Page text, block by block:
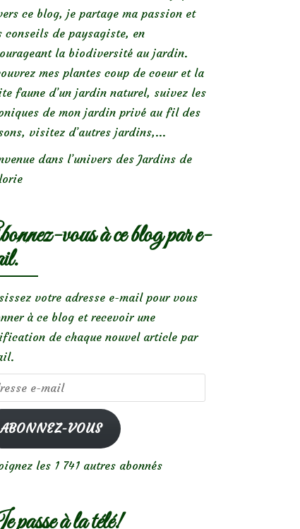
ce blog, je partage ma passion et
conseils de paysagiste, en
la biodiversité au jardin.
mes plantes coup de coeur et la
faune d’un jardin naturel, suivez les
de mon jardin privé au fil des
visitez d’autres jardins,...
dans l’univers des Jardins de
vous à ce blog par e-
votre adresse e-mail pour vous
à ce blog et recevoir une
de chaque nouvel article par
ABONNEZ-VOUS
les 1 741 autres abonnés
à la télé!